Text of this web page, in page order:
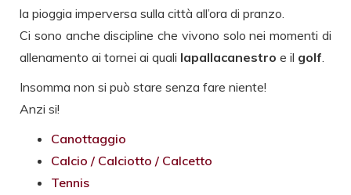
la pioggia imperversa sulla città all’ora di pranzo.
Ci sono anche discipline che vivono solo nei momenti di
allenamento ai tornei ai quali lapallacanestro e il golf
Insomma non si può stare senza fare niente!
Anzi si!
Canottaggio
Calcio / Calciotto / Calcetto
Tennis